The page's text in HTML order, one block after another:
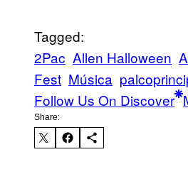
Tagged:
2Pac Allen Halloween
Fest Música
Follow Us On Discover
Share: